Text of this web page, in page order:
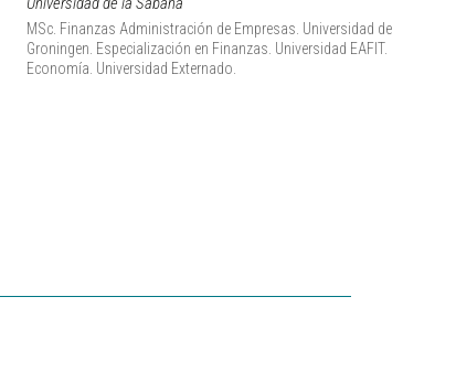
MSc. Finanzas Administración de Empresas. Universidad de
Groningen. Especialización en Finanzas. Universidad EAFIT.
Economía. Universidad Externado.